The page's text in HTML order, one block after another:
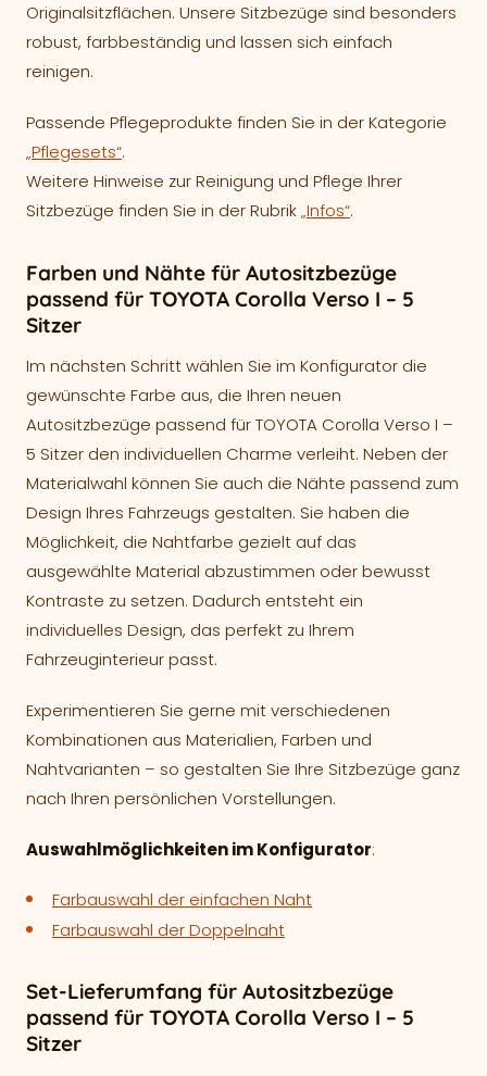
Originalsitzflächen. Unsere Sitzbezüge sind besonders
robust, farbbeständig und lassen sich einfach
reinigen.
Passende Pflegeprodukte finden Sie in der Kategorie
„Pflegesets“.
Weitere Hinweise zur Reinigung und Pflege Ihrer
Sitzbezüge finden Sie in der Rubrik„Infos“.
Farben und Nähte für Autositzbezüge
passend für TOYOTA Corolla Verso I – 5
Sitzer
Im nächsten Schritt wählen Sie im Konfigurator die
gewünschte Farbe aus, die Ihren neuen
Autositzbezüge passend für TOYOTA Corolla Verso I –
5 Sitzer den individuellen Charme verleiht. Neben der
Materialwahl können Sie auch die Nähte passend zum
Design Ihres Fahrzeugs gestalten. Sie haben die
Möglichkeit, die Nahtfarbe gezielt auf das
ausgewählte Material abzustimmen oder bewusst
Kontraste zu setzen. Dadurch entsteht ein
individuelles Design, das perfekt zu Ihrem
Fahrzeuginterieur passt.
Experimentieren Sie gerne mit verschiedenen
Kombinationen aus Materialien, Farben und
Nahtvarianten – so gestalten Sie Ihre Sitzbezüge ganz
nach Ihren persönlichen Vorstellungen.
Auswahlmöglichkeiten im Konfigurator:
Farbauswahl der einfachen Naht
Farbauswahl der Doppelnaht
Set-Lieferumfang für Autositzbezüge
passend für TOYOTA Corolla Verso I – 5
Sitzer